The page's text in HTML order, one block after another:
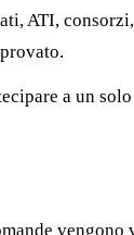
ATI,
a un